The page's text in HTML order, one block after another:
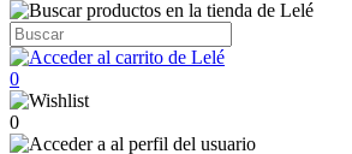
0
0